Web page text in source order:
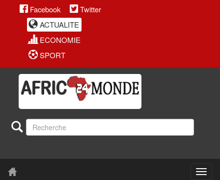
Facebook
Twitter
ACTUALITE
ECONOMIE
SPORT